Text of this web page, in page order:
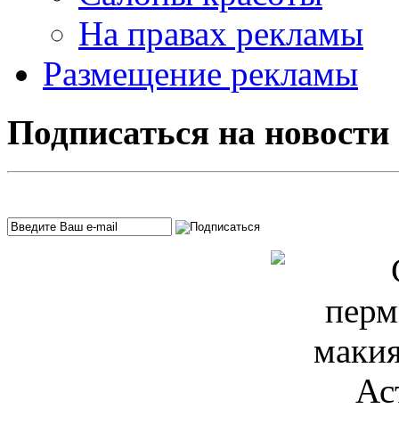
На правах рекламы
Размещение рекламы
Подписаться на новости